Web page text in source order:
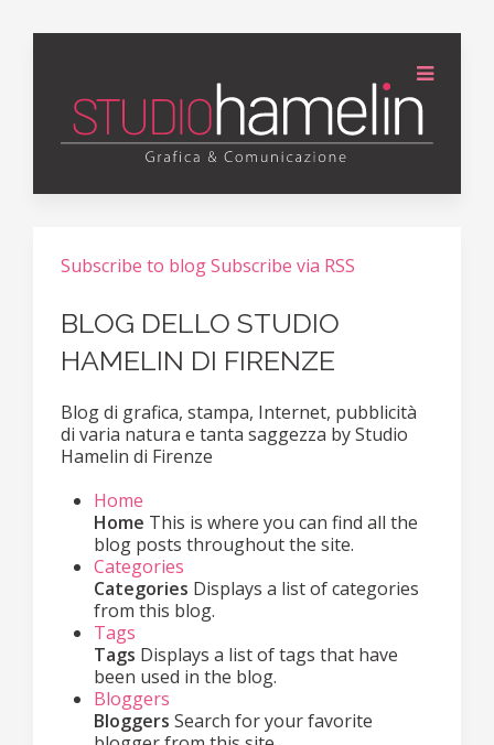
Subscribe to blogSubscribe via RSS
BLOG DELLO STUDIO
HAMELIN DI FIRENZE
Blog di grafica, stampa, Internet, pubblicità
di varia natura e tanta saggezza by Studio
Hamelin di Firenze
Home
Home This is where you can find all the
blog posts throughout the site.
Categories
Categories Displays a list of categories
from this blog.
Tags
Tags Displays a list of tags that have
been used in the blog.
Bloggers
Bloggers Search for your favorite